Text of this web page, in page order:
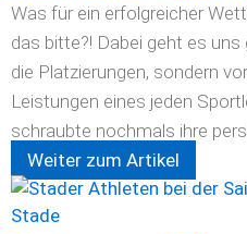
Was für ein erfolgreicher
das bitte?! Dabei geht es
die Platzierungen, sondern
Leistungen eines jeden
schraubte nochmals ihre
Weiter zum Artikel